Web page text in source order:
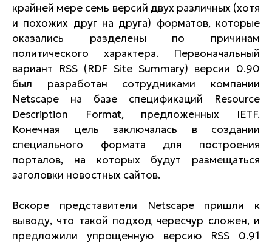
крайней мере семь версий двух различных (хотя
и похожих друг на друга) форматов, которые
оказались разделены по причинам
политического характера. Первоначальный
вариант RSS (RDF Site Summary) версии 0.90
был разработан сотрудниками компании
Netscape на базе спецификаций Resource
Description Format, предложенных IETF.
Конечная цель заключалась в создании
специального формата для построения
порталов, на которых будут размещаться
заголовки новостных сайтов.
Вскоре представители Netscape пришли к
выводу, что такой подход чересчур сложен, и
предложили упрощенную версию RSS 0.91